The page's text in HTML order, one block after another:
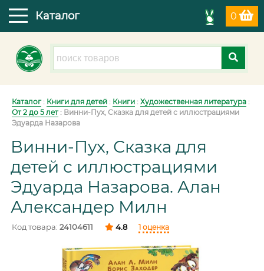
0
Каталог
Каталог: Книги для детей : Книги : Художественная литература :
От 2 до 5 лет: Винни-Пух, Сказка для детей с иллюстрациями
Эдуарда Назарова
Винни-Пух, Сказка для
детей с иллюстрациями
Эдуарда Назарова. Алан
Александер Милн
Код товара: 24104611 4.8 1 оценка